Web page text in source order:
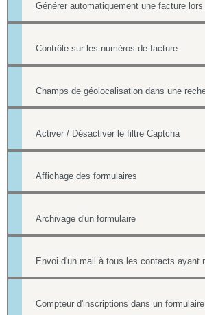
Contrôle sur les numéros de facture
Activer / Désactiver le filtre Captcha
Affichage des formulaires
Archivage d'un formulaire
Compteur d'inscriptions dans un formulaire